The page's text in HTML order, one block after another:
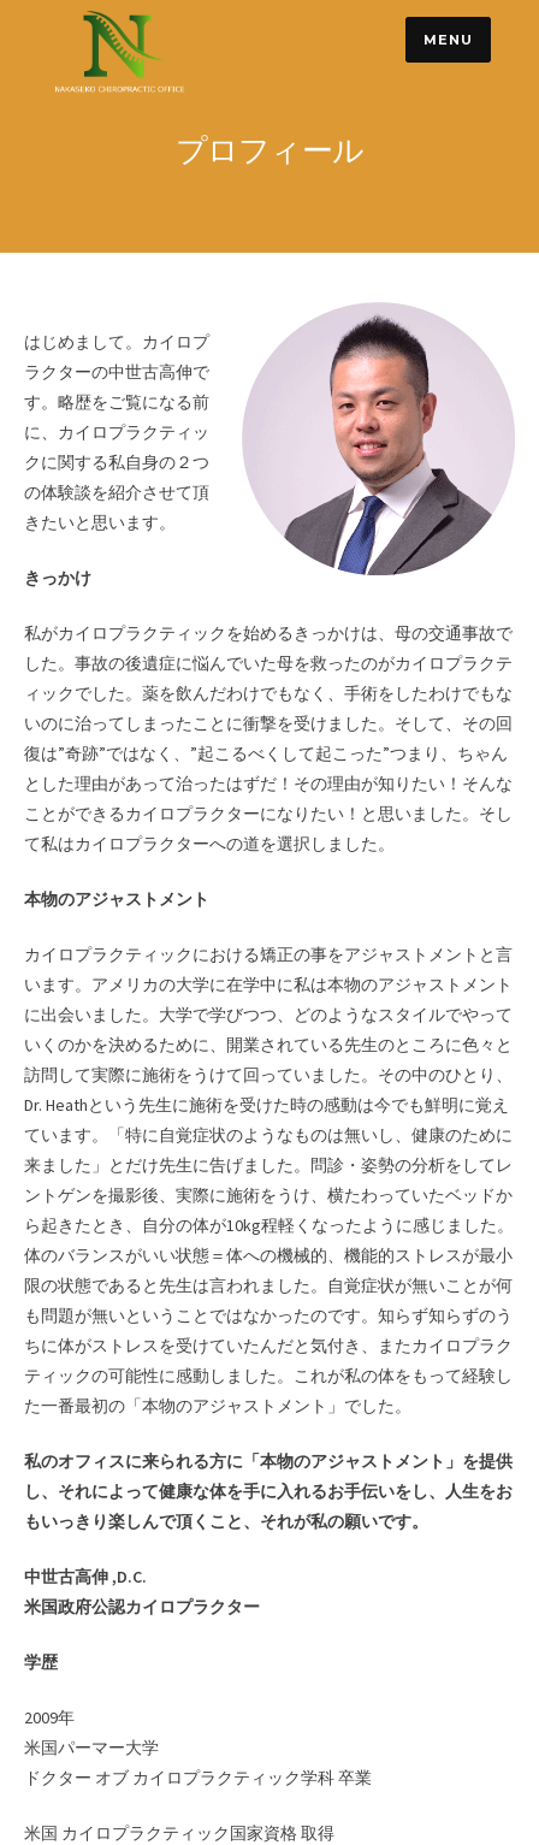
MENU
プロフィール
はじめまして。カイロプ
ラクターの中世古高伸で
す。略歴をご覧になる前
に、カイロプラクティッ
クに関する私自身の２つ
の体験談を紹介させて頂
きたいと思います。
きっかけ
私がカイロプラクティックを始めるきっかけは、母の交通事故で
した。事故の後遺症に悩んでいた母を救ったのがカイロプラクテ
ィックでした。薬を飲んだわけでもなく、手術をしたわけでもな
いのに治ってしまったことに衝撃を受けました。そして、その回
復は”奇跡”ではなく、”起こるべくして起こった”つまり、ちゃん
とした理由があって治ったはずだ！その理由が知りたい！そんな
ことができるカイロプラクターになりたい！と思いました。そし
て私はカイロプラクターへの道を選択しました。
本物のアジャストメント
カイロプラクティックにおける矯正の事をアジャストメントと言
います。アメリカの大学に在学中に私は本物のアジャストメント
に出会いました。大学で学びつつ、どのようなスタイルでやって
いくのかを決めるために、開業されている先生のところに色々と
訪問して実際に施術をうけて回っていました。その中のひとり、
Dr. Heathという先生に施術を受けた時の感動は今でも鮮明に覚え
ています。「特に自覚症状のようなものは無いし、健康のために
来ました」とだけ先生に告げました。問診・姿勢の分析をしてレ
ントゲンを撮影後、実際に施術をうけ、横たわっていたベッドか
ら起きたとき、自分の体が10kg程軽くなったように感じました。
体のバランスがいい状態＝体への機械的、機能的ストレスが最小
限の状態であると先生は言われました。自覚症状が無いことが何
も問題が無いということではなかったのです。知らず知らずのう
ちに体がストレスを受けていたんだと気付き、またカイロプラク
ティックの可能性に感動しました。これが私の体をもって経験し
た一番最初の「本物のアジャストメント」でした。
私のオフィスに来られる方に「本物のアジャストメント」を提供
し、それによって健康な体を手に入れるお手伝いをし、人生をお
もいっきり楽しんで頂くこと、それが私の願いです。
中世古高伸 ,D.C.
米国政府公認カイロプラクター
学歴
2009年
米国パーマー大学
ドクター オブ カイロプラクティック学科 卒業
米国 カイロプラクティック国家資格 取得